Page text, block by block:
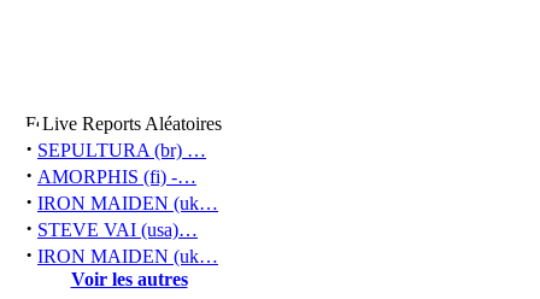
Live Reports Aléatoires
· SEPULTURA (br) …
· AMORPHIS (fi) -…
· IRON MAIDEN (uk…
· STEVE VAI (usa)…
· IRON MAIDEN (uk…
Voir les autres